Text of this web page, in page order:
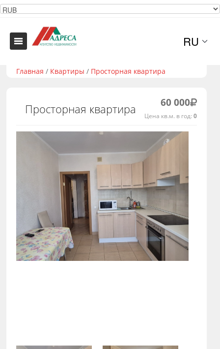
RU
Главная / Квартиры / Просторная квартира
Просторная квартира 60 000
Цена кв.м. в год:0